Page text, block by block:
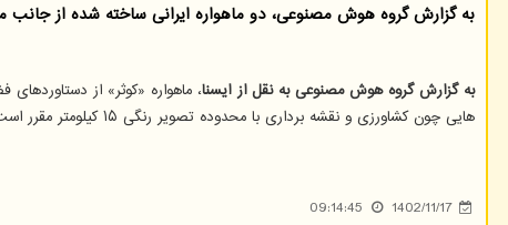
به گزارش گروه هوش مصنوعی، دو ماهواره ایرانی ساخته شده از جانب محققان یکی از
به گزارش گروه هوش مصنوعی به نقل از ایسنا
هایی چون کشاورزی و نقشه برداری با محدوده تصویر رنگی ۱۵ کیلومتر مقرر است به مدار تزریق شود. نرخ تصویربرداری آن ۶ فریم ثانیه تعیین شده است.
1402/11/17
09:14:45